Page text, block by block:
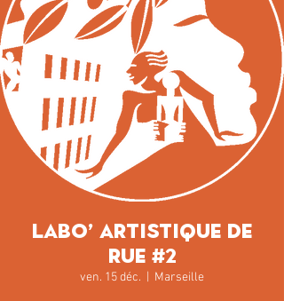
Labo’ artistique de
rue #2
ven. 15 déc. Marseille